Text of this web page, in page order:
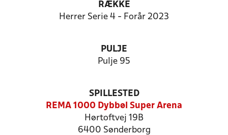
RÆKKE
Herrer Serie 4 - Forår 2023
PULJE
Pulje 95
SPILLESTED
REMA 1000 Dybbøl Super Arena
Hørtoftvej 19B
6400 Sønderborg